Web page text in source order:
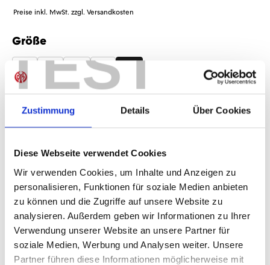
TEST
Zustimmung Details Über Cookies
Diese Webseite verwendet Cookies
Wir verwenden Cookies, um Inhalte und Anzeigen zu
personalisieren, Funktionen für soziale Medien anbieten
zu können und die Zugriffe auf unsere Website zu
analysieren. Außerdem geben wir Informationen zu Ihrer
Verwendung unserer Website an unsere Partner für
soziale Medien, Werbung und Analysen weiter. Unsere
Partner führen diese Informationen möglicherweise mit
Preise inkl. MwSt. zzgl. Versandkosten
Größe
auswählen
128 140 152
Sponsoren
Sofort verfügbar, Lieferzeit: 5-7 Tage
IN DEN WARENKORB